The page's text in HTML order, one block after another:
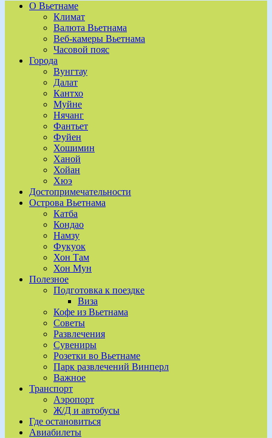
О Вьетнаме
Климат
Валюта Вьетнама
Веб-камеры Вьетнама
Часовой пояс
Города
Вунгтау
Далат
Кантхо
Муйне
Нячанг
Фантьет
Фуйен
Хошимин
Ханой
Хойан
Хюэ
Достопримечательности
Острова Вьетнама
Катба
Кондао
Намзу
Фукуок
Хон Там
Хон Мун
Полезное
Подготовка к поездке
Виза
Кофе из Вьетнама
Советы
Развлечения
Сувениры
Розетки во Вьетнаме
Парк развлечений Винперл
Важное
Транспорт
Аэропорт
Ж/Д и автобусы
Где остановиться
Авиабилеты